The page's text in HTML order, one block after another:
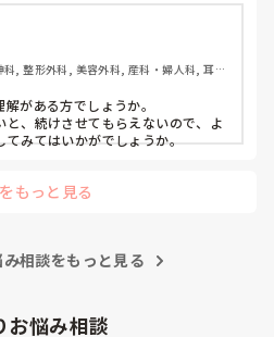
キレて全く話さず携帯ゲーム。家
くと「なんで俺が怒られないか
ないか」とキレられました。
を謝ったのですが、彼は納得せ
すぎ」「すぐ謝らんし」「自分が
意識したことある？」など言わ
し的な要素もあってのイライラ
こまで自分をさらけ出したらい
, 整形外科, 美容外科, 産科・婦人科, 耳鼻
終末期, 透析, 派遣
がある方でしょうか。
と、続けさせてもらえないので、よ
てみてはいかがでしょうか。
もっと見る
み相談をもっと見る
お悩み相談